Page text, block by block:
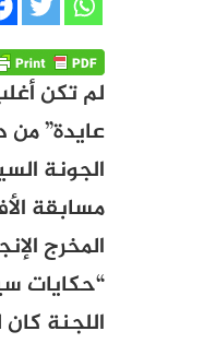
لم تكن
عايدة” من
الجونة
مسابقة
المخرج
“حكايات
اللجنة